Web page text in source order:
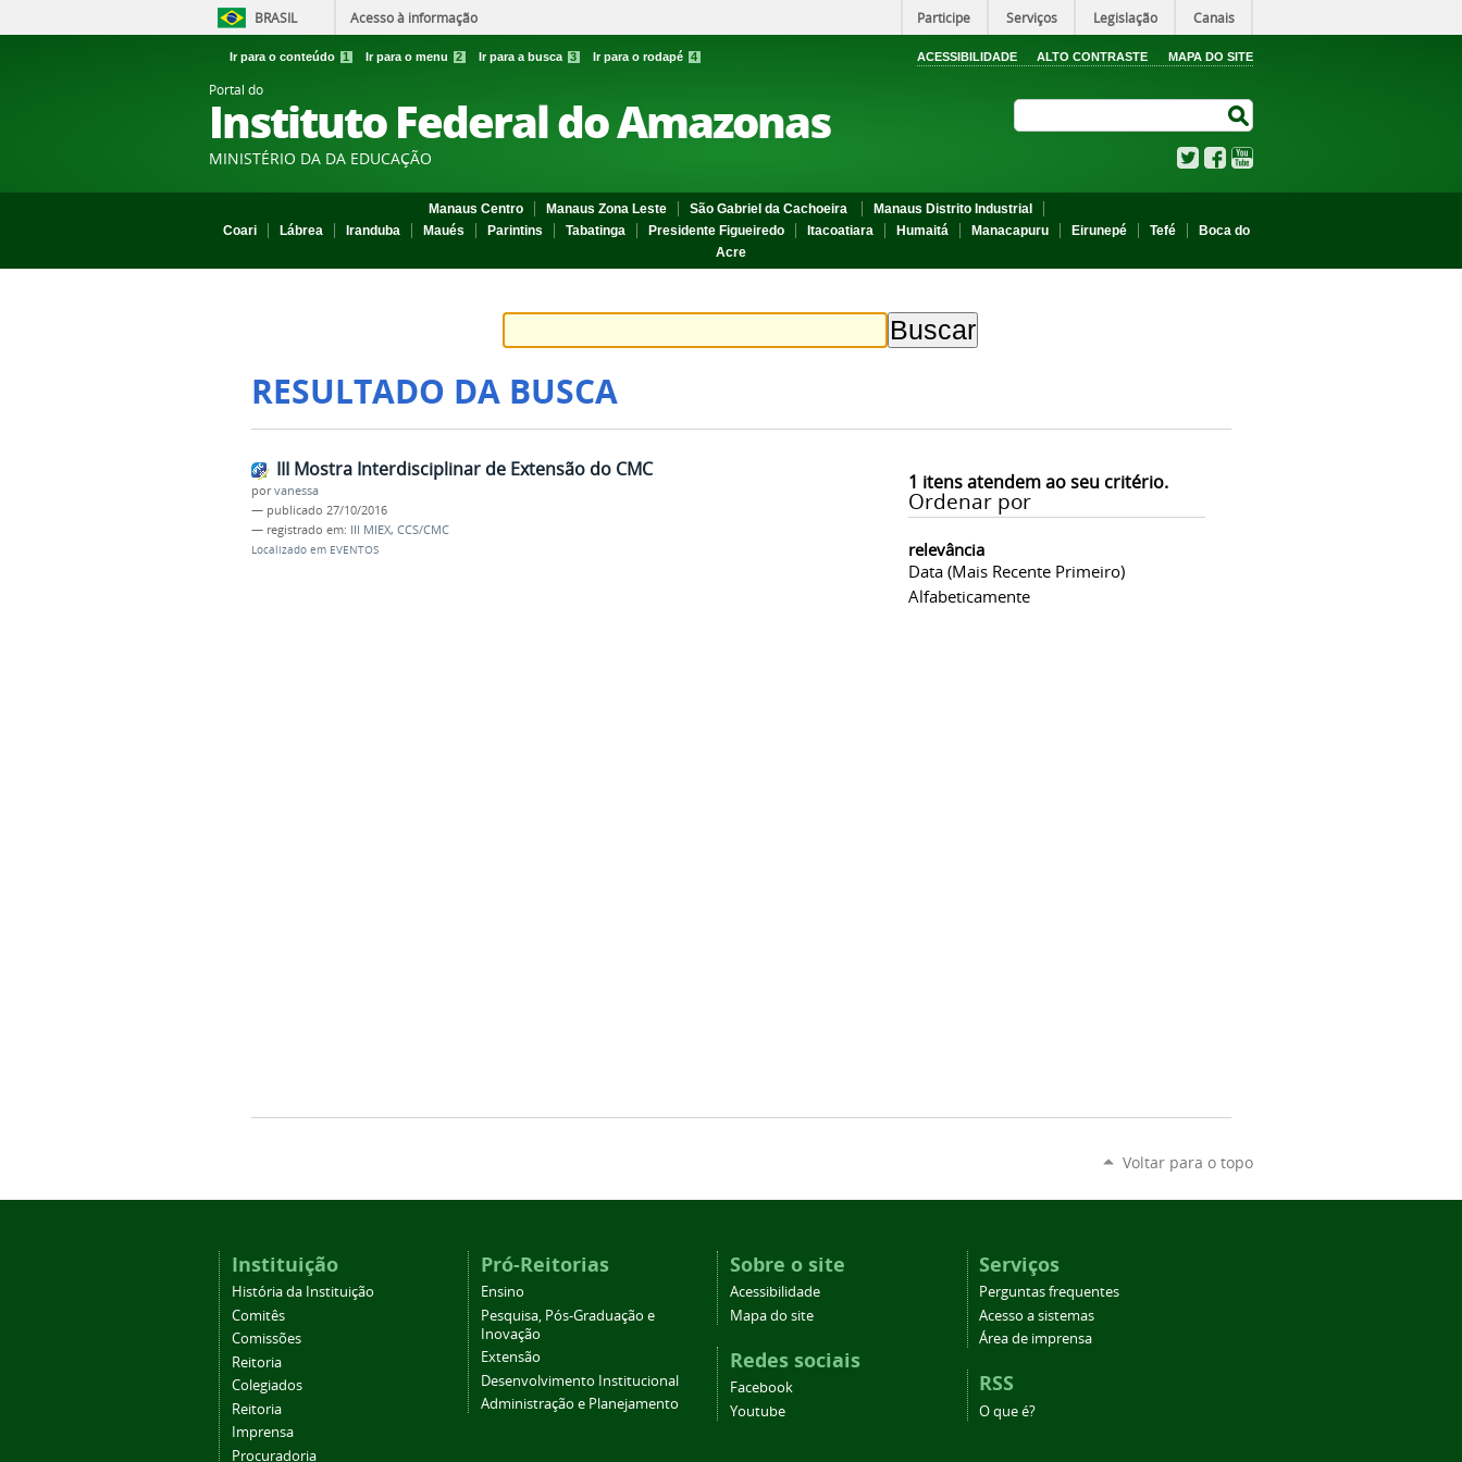
BRASIL Acesso à informação Participe Serviços Legislação Canais
Ir para o conteúdo 1 Ir para o menu 2 Ir para a busca 3 Ir para o rodapé 4 ACESSIBILIDADE ALTO CONTRASTE MAPA DO SITE
Portal do
Instituto Federal do Amazonas
MINISTÉRIO DA DA EDUCAÇÃO TwitterFacebook
Manaus Centro Manaus Zona Leste São Gabriel da Cachoeira
Manaus Distrito Industrial
Coari
Lábrea Iranduba Maués Parintins Tabatinga Presidente Figueiredo Itacoatiara Humaitá Manacapuru Eirunepé Tefé
Boca do
Acre
RESULTADO DA BUSCA
1 itens atendem ao seu critério.
Ordenar por
relevância
Data (mais Recente Primeiro)
Alfabeticamente
III Mostra Interdisciplinar de Extensão do CMC
porvanessa
— publicado 27/10/2016
— registrado em: III MIEX, CCS/CMC
Localizado em EVENTOS
Voltar para o topo
Instituição
História da Instituição
Comitês
Comissões
Reitoria
Colegiados
Reitoria
Imprensa
Procuradoria
Pró-Reitorias
Ensino
Pesquisa, Pós-Graduação e
Inovação
Extensão
Desenvolvimento Institucional
Administração e Planejamento
Sobre o site
Acessibilidade
Mapa do site
Redes sociais
Facebook
Youtube
Serviços
Perguntas frequentes
Acesso a sistemas
Área de imprensa
RSS
O que é?